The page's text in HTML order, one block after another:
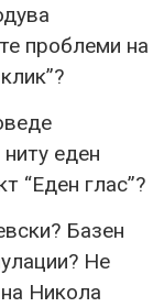
проблеми на
еден
“Еден глас”?
Базен
Не
Никола